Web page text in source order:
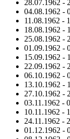
28.07.1962 -
04.08.1962 -
11.08.1962 -
18.08.1962 -
25.08.1962 -
01.09.1962 -
15.09.1962 -
22.09.1962 -
06.10.1962 -
13.10.1962 -
27.10.1962 -
03.11.1962 -
10.11.1962 -
24.11.1962 -
01.12.1962 -